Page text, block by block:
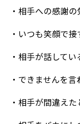
・相手への感謝
・いつも笑顔で接
・相手が話して
・できませんを言
・相手が間違え